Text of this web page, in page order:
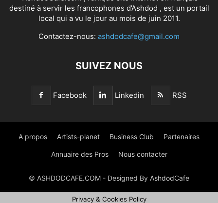
destiné à servir les francophones d’Ashdod , est un portail
local qui a vu le jour au mois de juin 2011.
Contactez-nous: ashdodcafe@gmail.com
SUIVEZ NOUS
Facebook Linkedin RSS
A propos Artists-planet Business Club Partenaires
Annuaire des Pros Nous contacter
© ASHDODCAFE.COM - Designed By AshdodCafe
Privacy & Cookies Policy